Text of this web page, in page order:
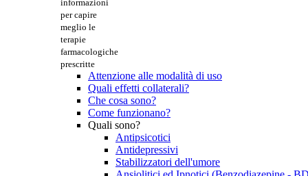
informazioni
per capire
meglio le
terapie
farmacologiche
prescritte
Attenzione alle modalità di uso
Quali effetti collaterali?
Che cosa sono?
Come funzionano?
Quali sono?
Antipsicotici
Antidepressivi
Stabilizzatori dell'umore